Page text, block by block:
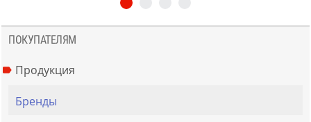
ПОКУПАТЕЛЯМ
Продукция
Бренды